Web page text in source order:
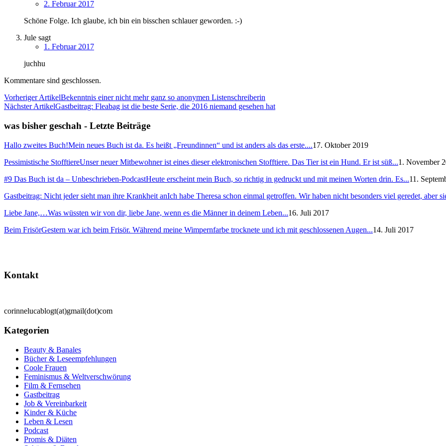
2. Februar 2017
Schöne Folge. Ich glaube, ich bin ein bisschen schlauer geworden. :-)
Jule sagt
1. Februar 2017
juchhu
Kommentare sind geschlossen.
Vorheriger ArtikelBekenntnis einer nicht mehr ganz so anonymen Listenschreiberin
Nächster ArtikelGastbeitrag: Fleabag ist die beste Serie, die 2016 niemand gesehen hat
was bisher geschah - Letzte Beiträge
Hallo zweites Buch!Mein neues Buch ist da. Es heißt „Freundinnen“ und ist anders als das erste....17. Oktober 2019
Pessimistische StofftiereUnser neuer Mitbewohner ist eines dieser elektronischen Stofftiere. Das Tier ist ein Hund. Er ist süß...1. November
#9 Das Buch ist da – Unbeschrieben-PodcastHeute erscheint mein Buch, so richtig in gedruckt und mit meinen Worten drin. Es...11.
Gastbeitrag: Nicht jeder sieht man ihre Krankheit anIch habe Theresa schon einmal getroffen. Wir haben nicht besonders viel geredet, aber
Liebe Jane,…Was wüssten wir von dir, liebe Jane, wenn es die Männer in deinem Leben...16. Juli 2017
Beim FrisörGestern war ich beim Frisör. Während meine Wimpernfarbe trocknete und ich mit geschlossenen Augen...14. Juli 2017
Kontakt
corinnelucablogt(at)gmail(dot)com
Kategorien
Beauty & Banales
Bücher & Leseempfehlungen
Coole Frauen
Feminismus & Weltverschwörung
Film & Fernsehen
Gastbeitrag
Job & Vereinbarkeit
Kinder & Küche
Leben & Lesen
Podcast
Promis & Diäten